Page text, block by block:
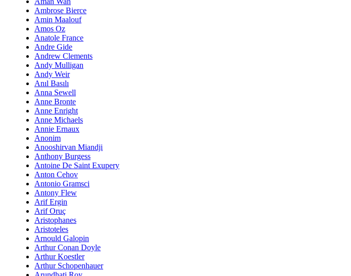
Ambrose Bierce
Amin Maalouf
Amos Oz
Anatole France
Andre Gide
Andrew Clements
Andy Mulligan
Andy Weir
Anıl Basılı
Anna Sewell
Anne Bronte
Anne Enright
Anne Michaels
Annie Ernaux
Anonim
Anooshirvan Miandji
Anthony Burgess
Antoine De Saint Exupery
Anton Cehov
Antonio Gramsci
Antony Flew
Arif Ergin
Arif Oruç
Aristophanes
Aristoteles
Arnould Galopin
Arthur Conan Doyle
Arthur Koestler
Arthur Schopenhauer